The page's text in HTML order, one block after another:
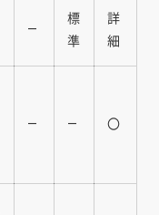
―
標
準
詳
細
― ― 〇